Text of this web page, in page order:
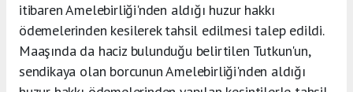
itibaren Amelebirliği'nden aldığı huzur hakkı
ödemelerinden kesilerek tahsil edilmesi talep edildi.
Maaşında da haciz bulunduğu belirtilen Tutkun'un,
sendikaya olan borcunun Amelebirliği'nden aldığı